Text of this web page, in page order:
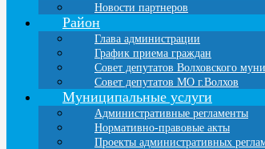
Новости партнеров
Район
Глава администрации
График приема граждан
Совет депутатов Волховского
Совет депутатов МО г.Волхов
Муниципальные услуги
Административные регламенты
Нормативно-правовые акты
Проекты административных